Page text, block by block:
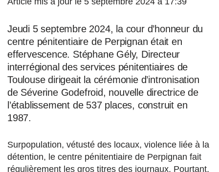
Jeudi 5 septembre 2024, la cour d’honneur du
centre pénitentiaire de Perpignan était en
effervescence. Stéphane Gély, Directeur
interrégional des services pénitentiaires de
Toulouse dirigeait la cérémonie d’intronisation
de Séverine Godefroid, nouvelle directrice de
l’établissement de 537 places, construit en
1987.
Surpopulation, vétusté des locaux, violence liée à la
détention, le centre pénitentiaire de Perpignan fait
régulièrement les gros titres des journaux. Pourtant,